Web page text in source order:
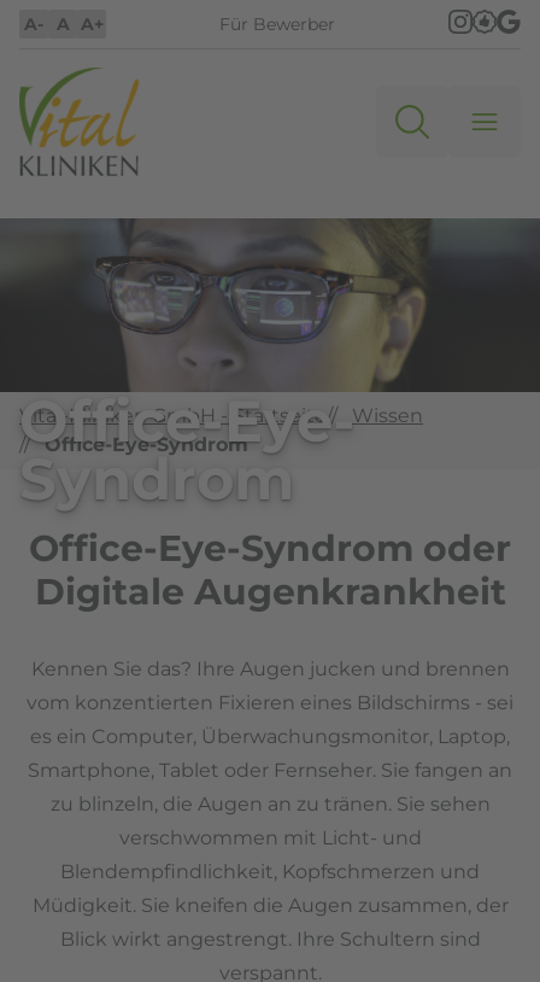
Für Bewerber
A- A A+
Office-Eye-
Syndrom
Vital-Kliniken GmbH - Startseite //
Wissen
//
Office-Eye-Syndrom
Office-Eye-Syndrom oder
Digitale Augenkrankheit
Kennen Sie das? Ihre Augen jucken und brennen
vom konzentierten Fixieren eines Bildschirms - sei
es ein Computer, Überwachungsmonitor, Laptop,
Smartphone, Tablet oder Fernseher. Sie fangen an
zu blinzeln, die Augen an zu tränen. Sie sehen
verschwommen mit Licht- und
Blendempfindlichkeit, Kopfschmerzen und
Müdigkeit. Sie kneifen die Augen zusammen, der
Blick wirkt angestrengt. Ihre Schultern sind
verspannt.